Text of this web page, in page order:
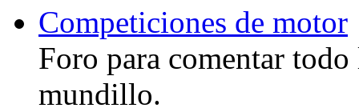
Competiciones de motor
Foro para comentar
mundillo.